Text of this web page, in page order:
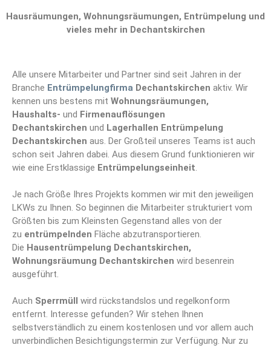
Hausräumungen, Wohnungsräumungen, Entrümpelung und
vieles mehr in Dechantskirchen
Alle unsere Mitarbeiter und Partner sind seit Jahren in der
Branche Entrümpelungfirma Dechantskirchen aktiv. Wir
kennen uns bestens mit Wohnungsräumungen,
Haushalts- und Firmenauflösungen
Dechantskirchen und Lagerhallen Entrümpelung
Dechantskirchen aus. Der Großteil unseres Teams ist auch
schon seit Jahren dabei. Aus diesem Grund funktionieren wir
wie eine Erstklassige Entrümpelungseinheit.
Je nach Größe Ihres Projekts kommen wir mit den jeweiligen
LKWs zu Ihnen. So beginnen die Mitarbeiter strukturiert vom
Größten bis zum Kleinsten Gegenstand alles von der
zu entrümpelnden Fläche abzutransportieren.
Die Hausentrümpelung Dechantskirchen,
Wohnungsräumung Dechantskirchen wird besenrein
ausgeführt.
Auch Sperrmüll wird rückstandslos und regelkonform
entfernt. Interesse gefunden? Wir stehen Ihnen
selbstverständlich zu einem kostenlosen und vor allem auch
unverbindlichen Besichtigungstermin zur Verfügung. Nur zu